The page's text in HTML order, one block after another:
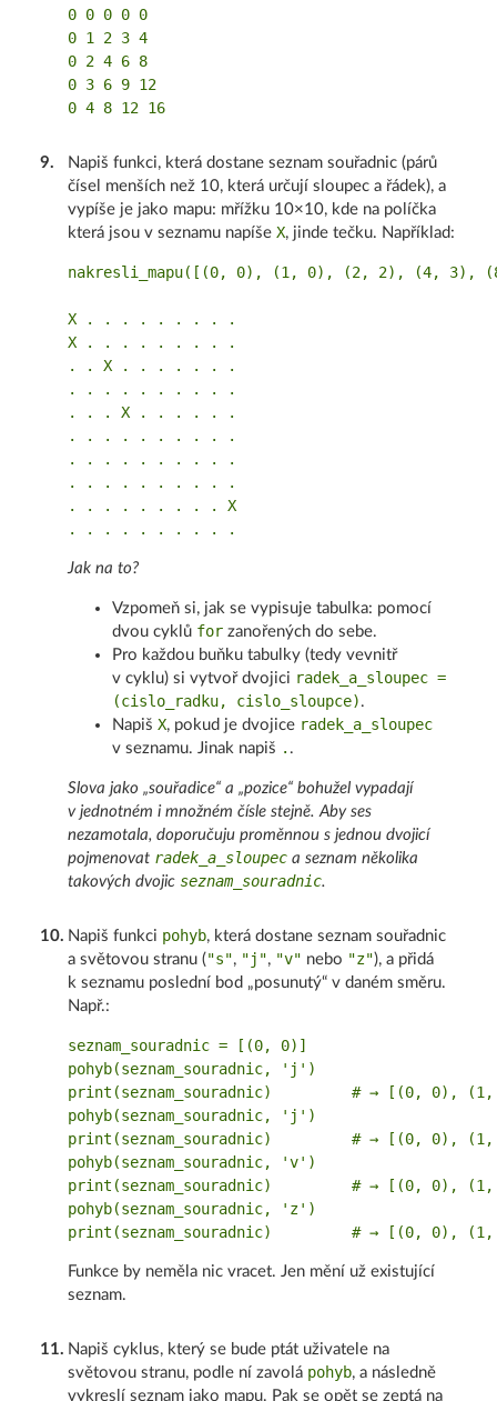
0 0 0 0 0
0 1 2 3 4
0 2 4 6 8
0 3 6 9 12
9.
Napiš funkci, která dostane seznam souřadnic (párů
čísel menších než 10, která určují sloupec a řádek), a
vypíše je jako mapu: mřížku 10×10, kde na políčka
která jsou v seznamu napíšeX, jinde tečku. Například:
nakresli_mapu([(0, 0), (1, 0), (2, 2), (4, 3),
X . . . . . . . . .
X . . . . . . . . .
. . X . . . . . . .
. . . . . . . . . .
. . . X . . . . . .
. . . . . . . . . .
. . . . . . . . . .
. . . . . . . . . .
. . . . . . . . . X
Jak na to?
Vzpomeň si, jak se vypisuje tabulka: pomocí
dvou cyklů for zanořených do sebe.
Pro každou buňku tabulky (tedy vevnitř
v cyklu) si vytvoř dvojici radek_a_sloupec =
(cislo_radku, cislo_sloupce) .
NapišX, pokud je dvojice radek_a_sloupec
v seznamu. Jinak napiš . .
Slova jako „souřadice“ a „pozice“ bohužel vypadají
v jednotném i množném čísle stejně. Aby ses
nezamotala, doporučuju proměnnou s jednou dvojicí
pojmenovat radek_a_sloupec a seznam několika
takových dvojic seznam_souradnic.
10. Napiš funkci pohyb, která dostane seznam souřadnic
a světovou stranu ("s", "j", "v" nebo "z"), a přidá
k seznamu poslední bod „posunutý“ v daném směru.
Např.:
seznam_souradnic = [(0, 0)]
pohyb(seznam_souradnic, 'j')
print(seznam_souradnic)         # → [(0, 0),
pohyb(seznam_souradnic, 'j')
print(seznam_souradnic)         # → [(0, 0),
pohyb(seznam_souradnic, 'v')
print(seznam_souradnic)         # → [(0, 0),
pohyb(seznam_souradnic, 'z')
Funkce by neměla nic vracet. Jen mění už existující
seznam.
11. Napiš cyklus, který se bude ptát uživatele na
světovou stranu, podle ní zavolá pohyb, a následně
vykreslí seznam jako mapu. Pak se opět se zeptá na